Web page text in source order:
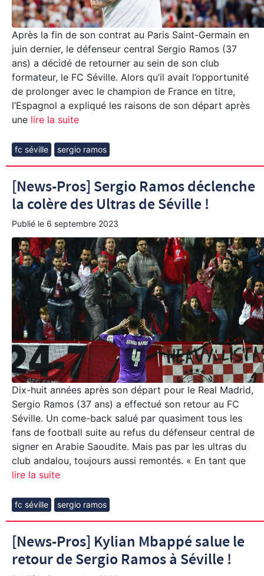
Après la fin de son contrat au Paris Saint-Germain en
juin dernier, le défenseur central Sergio Ramos (37
ans) a décidé de retourner au sein de son club
formateur, le FC Séville. Alors qu’il avait l’opportunité
de prolonger avec le champion de France en titre,
l’Espagnol a expliqué les raisons de son départ après
une lire la suite
fc séville sergio ramos
[News-Pros] Sergio Ramos déclenche
la colère des Ultras de Séville !
Publié le 6 septembre 2023
Dix-huit années après son départ pour le Real Madrid,
Sergio Ramos (37 ans) a effectué son retour au FC
Séville. Un come-back salué par quasiment tous les
fans de football suite au refus du défenseur central de
signer en Arabie Saoudite. Mais pas par les ultras du
club andalou, toujours aussi remontés. « En tant que
lire la suite
fc séville sergio ramos
[News-Pros] Kylian Mbappé salue le
retour de Sergio Ramos à Séville !